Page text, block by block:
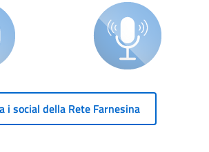
i social della Rete Farnesina